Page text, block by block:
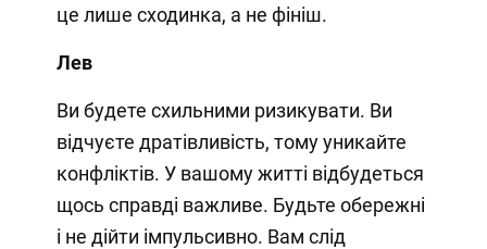
це лише сходинка, а не фініш.
Лев
Ви будете схильними ризикувати. Ви
відчуєте дратівливість, тому уникайте
конфліктів. У вашому житті відбудеться
щось справді важливе. Будьте обережні
і не дійти імпульсивно. Вам слід